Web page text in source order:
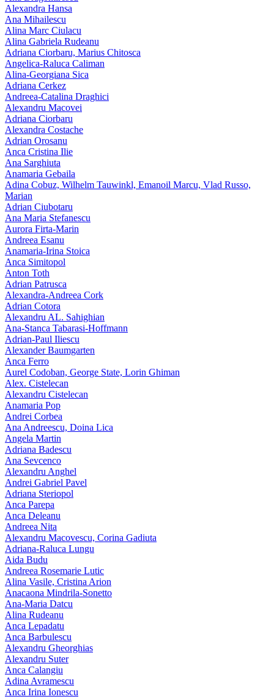
Alexandra Hansa
Ana Mihailescu
Alina Marc Ciulacu
Alina Gabriela Rudeanu
Adriana Ciorbaru, Marius Chitosca
Angelica-Raluca Caliman
Alina-Georgiana Sica
Adriana Cerkez
Andreea-Catalina Draghici
Alexandru Macovei
Adriana Ciorbaru
Alexandra Costache
Adrian Orosanu
Anca Cristina Ilie
Ana Sarghiuta
Anamaria Gebaila
Adina Cobuz, Wilhelm Tauwinkl, Emanoil Marcu, Vlad Russo,
Marian
Adrian Ciubotaru
Ana Maria Stefanescu
Aurora Firta-Marin
Andreea Esanu
Anamaria-Irina Stoica
Anca Simitopol
Anton Toth
Adrian Patrusca
Alexandra-Andreea Cork
Adrian Cotora
Alexandru AL. Sahighian
Ana-Stanca Tabarasi-Hoffmann
Adrian-Paul Iliescu
Alexander Baumgarten
Anca Ferro
Aurel Codoban, George State, Lorin Ghiman
Alex. Cistelecan
Alexandru Cistelecan
Anamaria Pop
Andrei Corbea
Ana Andreescu, Doina Lica
Angela Martin
Adriana Badescu
Ana Sevcenco
Alexandru Anghel
Andrei Gabriel Pavel
Adriana Steriopol
Anca Parepa
Anca Deleanu
Andreea Nita
Alexandru Macovescu, Corina Gadiuta
Adriana-Raluca Lungu
Aida Budu
Andreea Rosemarie Lutic
Alina Vasile, Cristina Arion
Anacaona Mindrila-Sonetto
Ana-Maria Datcu
Alina Rudeanu
Anca Lepadatu
Anca Barbulescu
Alexandru Gheorghias
Alexandru Suter
Anca Calangiu
Adina Avramescu
Anca Irina Ionescu